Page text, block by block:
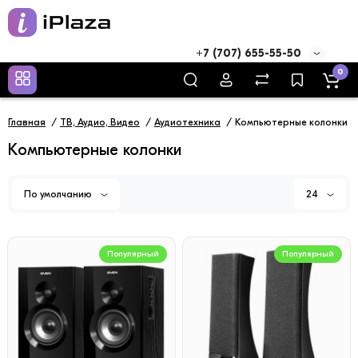
+7 (707) 655-55-50
0
Главная ТВ, Аудио, Видео Аудиотехника Компьютерные колонки
Компьютерные колонки
По умолчанию 24
Популярный Популярный